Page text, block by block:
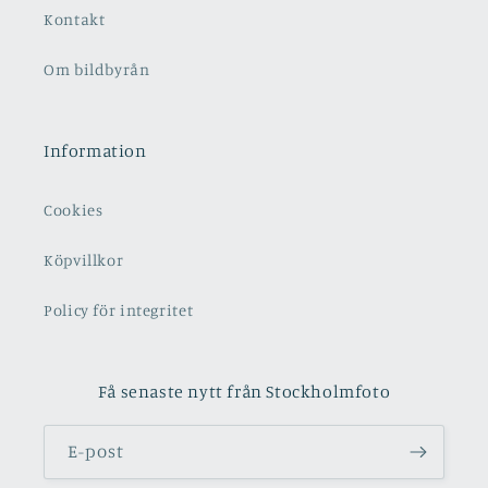
Kontakt
Om bildbyrån
Information
Cookies
Köpvillkor
Policy för integritet
Få senaste nytt från Stockholmfoto
E-post